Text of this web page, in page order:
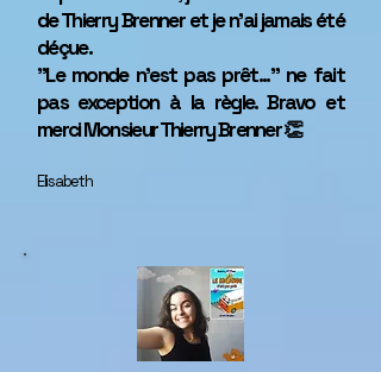
de Thierry Brenner et je n'ai jamais été
déçue.
"Le monde n'est pas prêt..." ne fait
pas exception à la règle. Bravo et
merci Monsieur Thierry Brenner 👏
Elisabeth